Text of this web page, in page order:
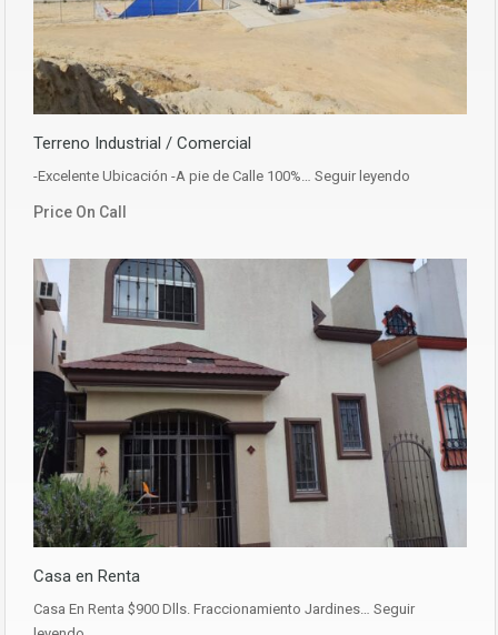
Terreno Industrial / Comercial
-Excelente Ubicación -A pie de Calle 100%… Seguir leyendo
Price On Call
Casa en Renta
Casa En Renta $900 Dlls. Fraccionamiento Jardines… Seguir